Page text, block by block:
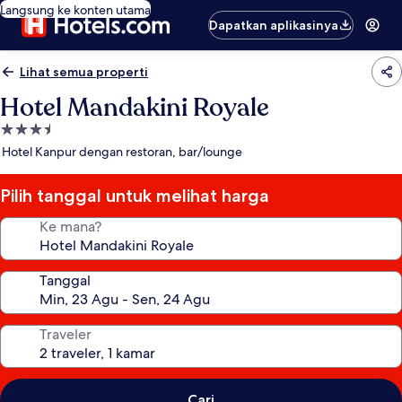
Langsung ke konten utama
Dapatkan aplikasinya
Lihat semua properti
Hotel Mandakini Royale
Properti
bintang
Hotel Kanpur dengan restoran, bar/lounge
Pilih tanggal untuk melihat harga
Ke mana?
Tanggal
Traveler